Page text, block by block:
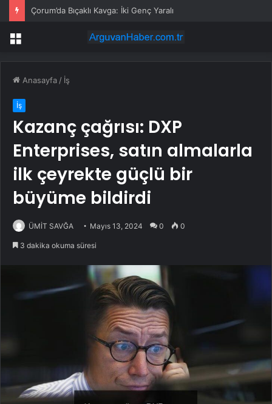
Çorum’da Bıçaklı Kavga: İki Genç Yaralı
Menü
Anasayfa / İş
İş
Kazanç çağrısı: DXP
Enterprises, satın almalarla
ilk çeyrekte güçlü bir
büyüme bildirdi
ÜMİT SAVĞA Mayıs 13, 2024 0 0
3 dakika okuma süresi